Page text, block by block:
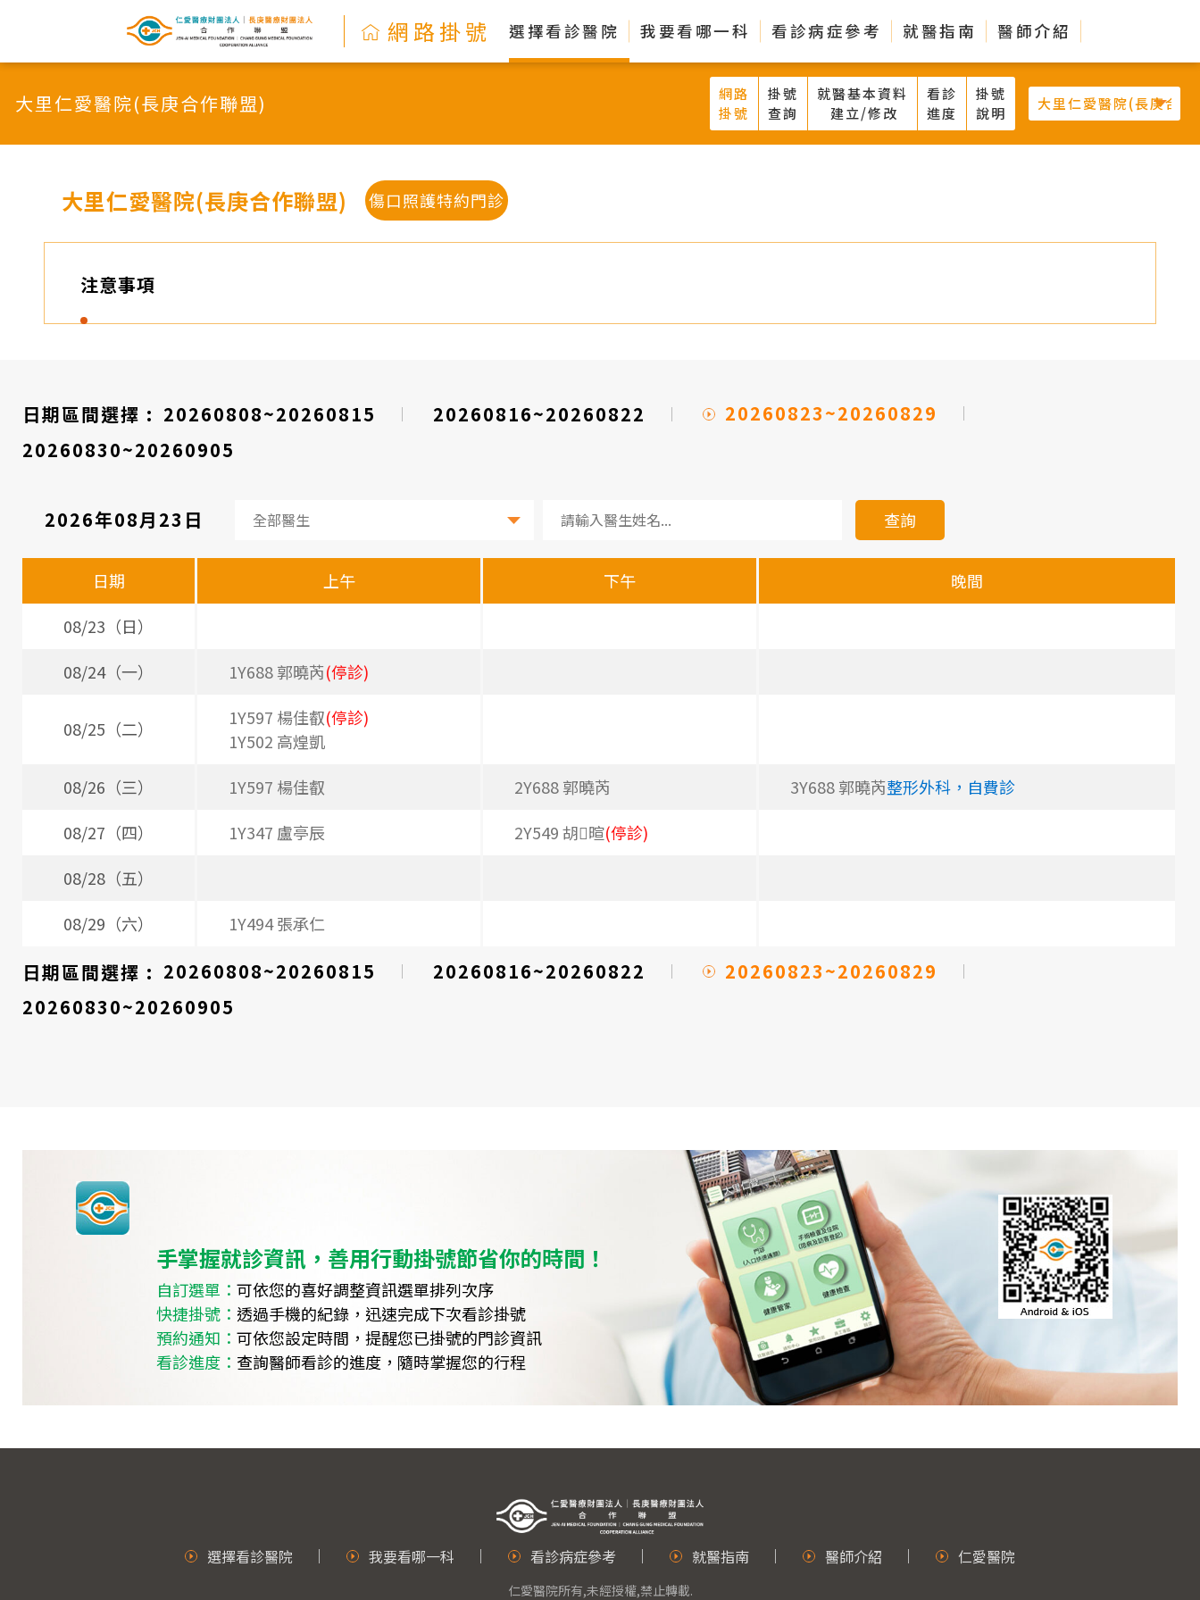
網
路
掛
號
系
統
-
仁
醫
院
網路掛號 選擇看診醫院 我要看哪一科 看診病症參考 就醫指南 醫師介紹
大里仁愛醫院(長庚合作聯盟)
網路
掛號
掛號
查詢
就醫基本資料
建立/修改
看診
進度
掛號
說明
大里仁愛醫院(長庚合作聯盟) 傷口照護特約門診
注意事項
日期區間選擇 : 20260808~20260815 20260816~20260822
20260823~20260829
20260830~20260905
2026年08月23日
診
醫
查詢
日期 上午 下午
晚間
08/23（日）
08/24（一）
1Y688 郭曉芮(停診)
08/25（二） 1Y597 楊佳叡(停診)
1Y502 高煌凱
08/26（三）
1Y597 楊佳叡 2Y688 郭曉芮 3Y688 郭曉芮整形外科，自費診
08/27（四）
1Y347 盧亭辰 2Y549 胡暄(停診)
08/28（五）
08/29（六）
1Y494 張承仁
日期區間選擇 : 20260808~20260815 20260816~20260822
20260823~20260829
20260830~20260905
手掌握就診資訊，善用行動掛號節省你的時間！
自訂選單： 可依您的喜好調整資訊選單排列次序
快捷掛號： 透過手機的紀錄，迅速完成下次看診掛號
預約通知： 可依您設定時間，提醒您已掛號的門診資訊
看診進度： 查詢醫師看診的進度，隨時掌握您的行程
選擇看診醫院 我要看哪一科 看診病症參考 就醫指南 醫師介紹 仁愛醫院
仁愛醫院所有,未經授權,禁止轉載.